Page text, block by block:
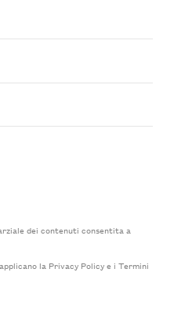
dei contenuti consentita a
la Privacy Policye i Termini